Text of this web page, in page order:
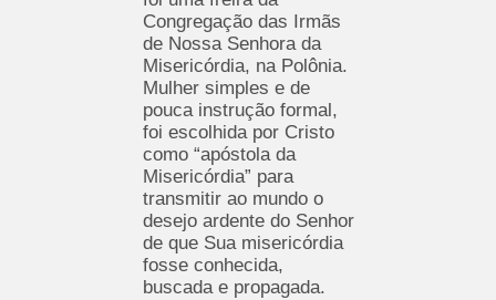
Congregação das Irmãs
de Nossa Senhora da
Misericórdia, na Polônia.
Mulher simples e de
pouca instrução formal,
foi escolhida por Cristo
como “apóstola da
Misericórdia” para
transmitir ao mundo o
desejo ardente do Senhor
de que Sua misericórdia
fosse conhecida,
buscada e propagada.